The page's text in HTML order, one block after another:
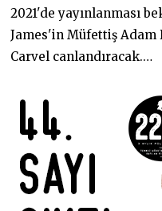
2
2
0
2021'de yayınlanması
James'in Müfettiş
Carvel canlandıracak.…